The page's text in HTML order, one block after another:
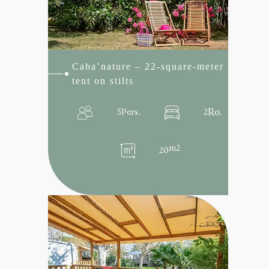
Caba’nature – 22-square-meter
tent on stilts
5Pers. 2Ro.
20m2
on
stilts
Read more:
Cosy
34m²
Mobile